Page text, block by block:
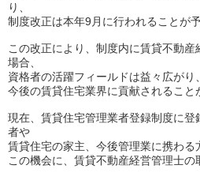
り、
制度改正は本年9月に行われることが
この改正により、制度内に賃貸不動
場合、
資格者の活躍フィールドは益々広がり、
今後の賃貸住宅業界に貢献されること
現在、賃貸住宅管理業者登録制度に
者や
賃貸住宅の家主、今後管理業に携わる
この機会に、賃貸不動産経営管理士の